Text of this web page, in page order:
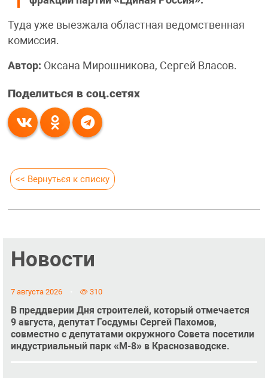
Туда уже выезжала областная ведомственная
комиссия.
Автор: Оксана Мирошникова, Сергей Власов.
Поделиться в соц.сетях
<< Вернуться к списку
Новости
7 августа 2026 310
В преддверии Дня строителей, который отмечается
9 августа, депутат Госдумы Сергей Пахомов,
совместно с депутатами окружного Совета посетили
индустриальный парк «М-8» в Краснозаводске.